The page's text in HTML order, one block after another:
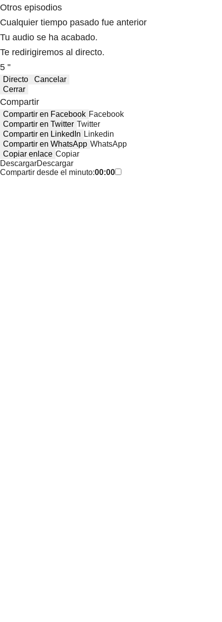
Otros episodios
Cualquier tiempo pasado fue anterior
Tu audio se ha acabado.
Te redirigiremos al directo.
5 "
Directo
Cancelar
Cerrar
Compartir
Compartir en Facebook Facebook
Compartir en Twitter Twitter
Compartir en LinkedIn Linkedin
Compartir en WhatsApp WhatsApp
Copiar enlace Copiar
DescargarDescargar
Compartir desde el minuto:00:00